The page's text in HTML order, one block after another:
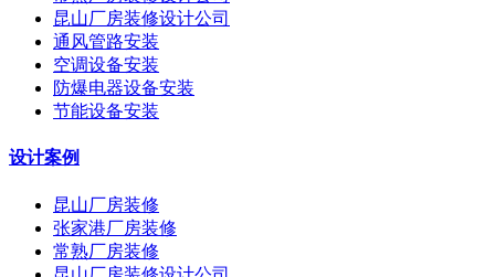
昆山厂房装修设计公司
通风管路安装
空调设备安装
防爆电器设备安装
节能设备安装
设计案例
昆山厂房装修
张家港厂房装修
常熟厂房装修